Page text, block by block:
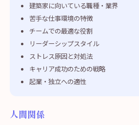
建築家に向いている職種・業界
苦手な仕事環境の特徴
チームでの最適な役割
リーダーシップスタイル
ストレス原因と対処法
キャリア成功のための戦略
起業・独立への適性
人間関係